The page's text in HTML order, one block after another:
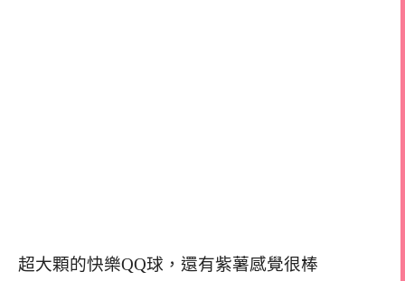
超大顆的快樂QQ球，還有紫薯感覺很棒